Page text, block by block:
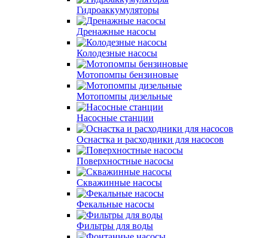
Гидроаккумуляторы
Дренажные насосы
Колодезные насосы
Мотопомпы бензиновые
Мотопомпы дизельные
Насосные станции
Оснастка и расходники для насосов
Поверхностные насосы
Скважинные насосы
Фекальные насосы
Фильтры для воды